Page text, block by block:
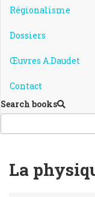
Régionalisme
Dossiers
Œuvres A.Daudet
Contact
Search books
La